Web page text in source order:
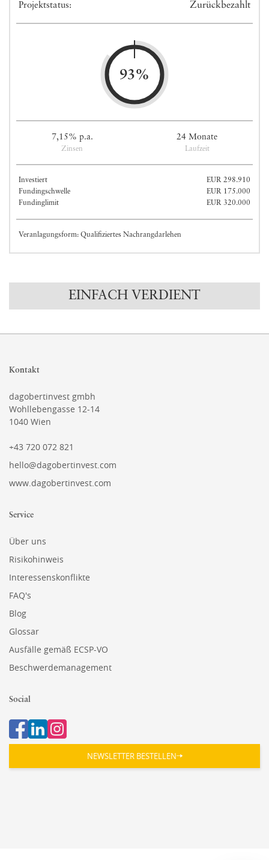
Projektstatus: Zurückbezahlt
93%
7,15% p.a.
Zinsen
24 Monate
Laufzeit
Investiert
EUR 298.910
Fundingschwelle
EUR 175.000
Fundinglimit
EUR 320.000
Veranlagungsform: Qualifiziertes Nachrangdarlehen
EINFACH VERDIENT
Kontakt
dagobertinvest gmbh
Wohllebengasse 12-14
1040 Wien
+43 720 072 821
hello@dagobertinvest.com
www.dagobertinvest.com
Service
Über uns
Risikohinweis
Interessenskonflikte
FAQ's
Blog
Glossar
Ausfälle gemäß ECSP-VO
Beschwerdemanagement
Social
NEWSLETTER BESTELLEN